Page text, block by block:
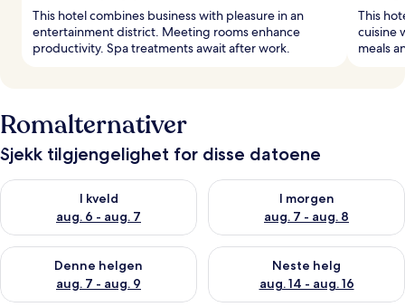
This hotel combines business with pleasure in an
entertainment district. Meeting rooms enhance
productivity. Spa treatments await after work.
This
cuisine
meals
Romalternativer
Sjekk tilgjengelighet for disse datoene
I kveld
aug. 6 - aug. 7
Sjekk tilgjengelighet for i kveld, aug. 6 - aug. 7
I morgen
aug. 7 - aug. 8
Sjekk tilgjengelighet for i
Denne helgen
aug. 7 - aug. 9
Sjekk tilgjengelighet for denne helgen, aug. 7 - aug. 9
Neste helg
aug. 14 - aug. 16
Sjekk tilgjengelighet for neste